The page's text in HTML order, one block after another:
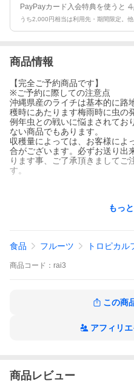
PayPayカード入会特典を使うと
うち2,000円相当は利用先・期間限定。他
商品情報
【完全ご予約商品です】
※ご予約に際しての注意点
沖縄県産のライチは基本的に路
穫時にあたります梅雨時に虫の
例年虫との戦いに悩まされてお
ない商品でもあります。
収穫量によっては、お客様によ
合がございます。必ずお送り出
ります事、ご了承頂きましてご
す。
果物、野菜など、直接市場で仕
訳あり、割引、送料無料、詰め
ス・冬ギフト・お年賀・バレン
産・手土産・贈りもの・進物・
い・出産祝い・出産内祝い・引
プチギフト・結婚引出物・七五
もっ
食品 フルーツ トロピカル
商品 コード： rai3
この商
アフィリ
商品レビュー